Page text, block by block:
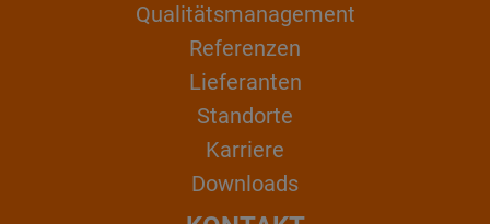
Qualitätsmanagement
Referenzen
Lieferanten
Standorte
Karriere
Downloads